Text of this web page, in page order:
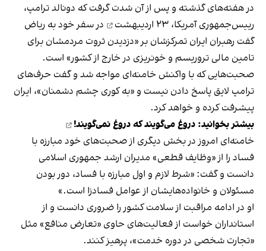
در هفته‌های گذشته و پس از آن شدت گرفت که دونالد ترامپ،
رییس‌جمهوری آمریکا،
در سفر خود به ریاض
گفت رهبران ایران تمرکزشان بر «دزدیدن ثروت مردمشان برای
تامین مالی تروریسم و خونریزی در خارج از کشور» است.
صحبت‌هایی که با واکنش خامنه‌ای مواجه شد و گفت حرف‌های
ترامپ لایق پاسخ دادن نیست و «به کوری چشم دشمنان»، ایران
پیشرفت کرده و خواهد کرد.
بیشتر بخوانید: دروغ می‌گویند که دروغ نمی‌گویند!
خامنه‌ای امروز در بخش دیگری از صحبت‌های خود مبارزه با
فساد را از «وظایف قطعی» مدیران ارشد جمهوری اسلامی
دانست و گفت: «شرط لازم و اول مبارزه با فساد، دور بودن
مسئولان و خانواده‌هایشان از عوامل فسادزا است.»
او در ادامه مراقبت از سلامت کشور را ضروری دانست و از
استانداران خواست از فعالیت‌های حاوی «تعارض منافع» مثل
«تجارت شخصی در دوره خدمت»، پرهیز کنند.